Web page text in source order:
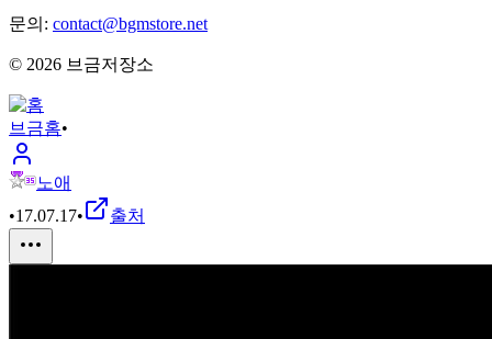
문의: contact@bgmstore.net
© 2026 브금저장소
브금홈•
노애
•17.07.17• 출처